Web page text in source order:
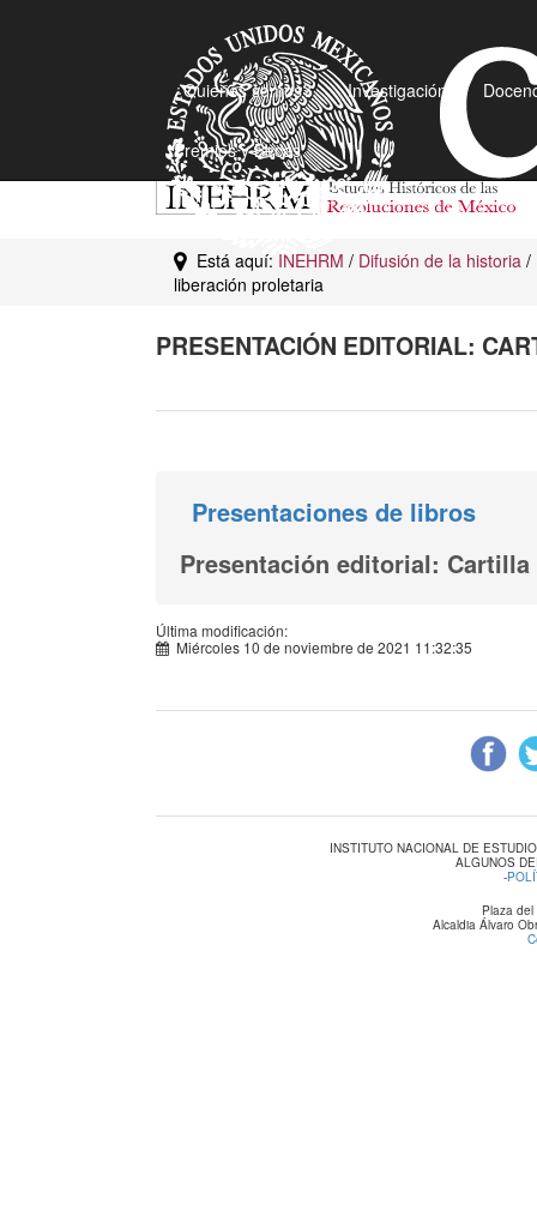
¿Quiénes somos? Investigación
Premios y Becas
Está aquí: INEHRM / Difusión de la historia /
liberación proletaria
PRESENTACIÓN EDITORIAL:
Presentaciones de libros
Presentación editorial:
Última modificación:
Miércoles 10 de noviembre de 2021 11:32:35
INSTITUTO NACIONAL DE
ALGUNOS
-
Plaza
Alcaldia Álvaro